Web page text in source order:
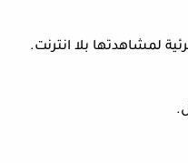
لمشاهدتها بلا انترنت.